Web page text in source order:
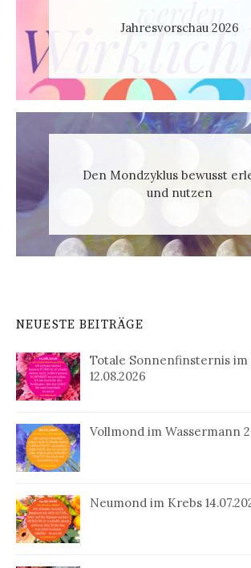
Jahresvorschau 2026
Den Mondzyklus bewusst
und nutzen
NEUESTE BEITRÄGE
Totale Sonnenfinsternis
12.08.2026
Vollmond im Wassermann
Neumond im Krebs